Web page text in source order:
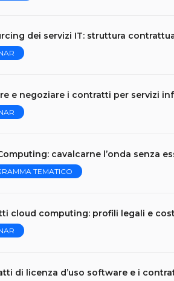
dei servizi IT: struttura
e negoziare i contratti per servizi
cavalcarne l’onda senza
TEMATICO
cloud computing: profili legali e
di licenza d’uso software e i